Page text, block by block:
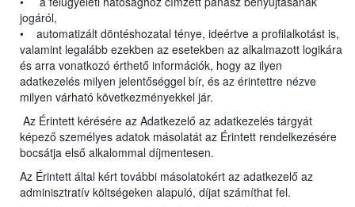
jogáról,
• automatizált döntéshozatal ténye, ideértve a profilalkotást is,
valamint legalább ezekben az esetekben az alkalmazott logikára
és arra vonatkozó érthető információk, hogy az ilyen
adatkezelés milyen jelentőséggel bír, és az érintettre nézve
milyen várható következményekkel jár.
Az Érintett kérésére az Adatkezelő az adatkezelés tárgyát
képező személyes adatok másolatát az Érintett rendelkezésére
bocsátja első alkalommal díjmentesen.
Az Érintett által kért további másolatokért az adatkezelő az
adminisztratív költségeken alapuló, díjat számíthat fel.